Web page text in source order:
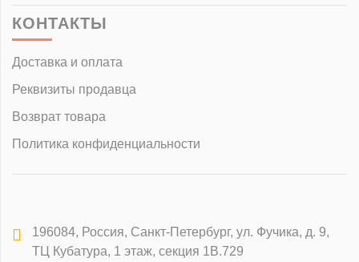
КОНТАКТЫ
Доставка и оплата
Реквизиты продавца
Возврат товара
Политика конфиденциальности
196084, Россия, Санкт-Петербург, ул. Фучика, д. 9,
ТЦ Кубатура, 1 этаж, секция 1В.729